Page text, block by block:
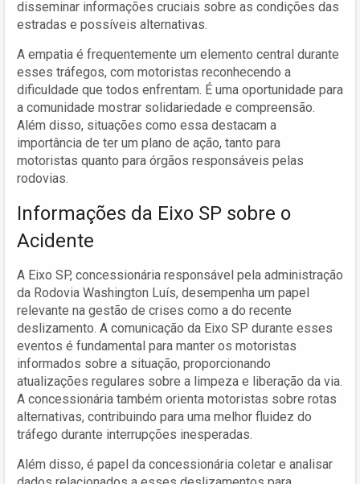
disseminar informações cruciais sobre as condições das
estradas e possíveis alternativas.
A empatia é frequentemente um elemento central durante
esses tráfegos, com motoristas reconhecendo a
dificuldade que todos enfrentam. É uma oportunidade para
a comunidade mostrar solidariedade e compreensão.
Além disso, situações como essa destacam a
importância de ter um plano de ação, tanto para
motoristas quanto para órgãos responsáveis pelas
rodovias.
Informações da Eixo SP sobre o
Acidente
A Eixo SP, concessionária responsável pela administração
da Rodovia Washington Luís, desempenha um papel
relevante na gestão de crises como a do recente
deslizamento. A comunicação da Eixo SP durante esses
eventos é fundamental para manter os motoristas
informados sobre a situação, proporcionando
atualizações regulares sobre a limpeza e liberação da via.
A concessionária também orienta motoristas sobre rotas
alternativas, contribuindo para uma melhor fluidez do
tráfego durante interrupções inesperadas.
Além disso, é papel da concessionária coletar e analisar